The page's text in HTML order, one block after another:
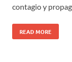
contagio y
READ MORE